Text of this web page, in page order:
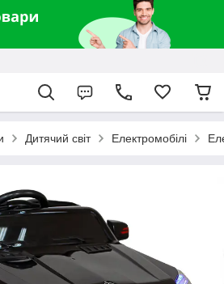
Дитячий світ Електромобілі